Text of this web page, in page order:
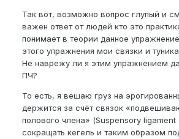
Так вот, возможно вопрос глупый и
важен ответ от людей кто это
понимает в теории данное
этого упражнения мои связки и
Не наврежу ли я этим упражнением
ПЧ?
То есть, я вешаю груз на
держится за счёт связок
полового члена» (Suspensory
сокращать кегель и таким образом